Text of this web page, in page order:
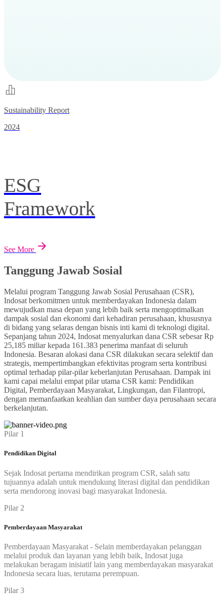
Sustainability Report
2024
ESG
Framework
See More
Tanggung Jawab Sosial
Melalui program Tanggung Jawab Sosial Perusahaan (CSR),
Indosat berkomitmen untuk memberdayakan Indonesia dalam
mewujudkan masa depan yang lebih baik serta mengoptimalkan
dampak sosial dan ekonomi dari kehadiran perusahaan, khususnya
di bidang yang selaras dengan bisnis inti kami di teknologi digital.
Sepanjang tahun 2024, Indosat menyalurkan dana CSR sebesar Rp
25,185 miliar kepada 161.383 penerima manfaat di seluruh
Indonesia. Besaran alokasi dana CSR dilakukan secara selektif dan
strategis, mempertimbangkan efektivitas program serta kontribusi
optimal terhadap pilar-pilar keberlanjutan Perusahaan. Dampak ini
kami capai melalui empat pilar utama CSR kami: Pendidikan
Digital, Pemberdayaan Masyarakat, Lingkungan, dan Filantropi,
dengan memanfaatkan keahlian dan sumber daya perusahaan secara
berkelanjutan.
Pilar 1
Pendidikan Digital
Sejak Indosat pertama mendirikan program CSR, salah satu
tujuannya adalah untuk mendukung literasi digital dan pendidikan
serta mendorong inovasi bagi masyarakat Indonesia.
Pilar 2
Pemberdayaan Masyarakat
Pemberdayaan Masyarakat - Selain memberdayakan pelanggan
melalui produk dan layanan yang lebih baik, Indosat juga
melakukan beragam inisiatif lain yang memberdayakan masyarakat
Indonesia secara luas, terutama perempuan.
Pilar 3